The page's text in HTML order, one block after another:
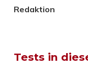
Redaktion
Tests in